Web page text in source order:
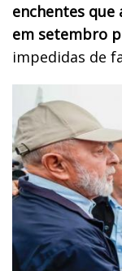
enchentes que
em setembro
impedidas de